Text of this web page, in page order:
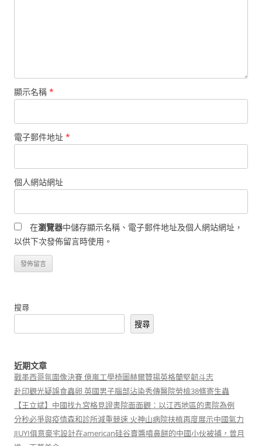
顯示名稱 *
電子郵件地址 *
個人網站網址
在瀏覽器中儲存顯示名稱、電子郵件地址及個人網站網址，
以供下次發佈留言時使用。
搜尋
搜尋
近期文章
戰墨西哥氛圍像決賽 億嵐工學椅圖赫爾贊揚英格蘭堅韌斗志
赴印觀光疑誤食蟲卵 英國男子腦部沾染秀傳醫院勞檢38條寄生蟲
【王立斌】中國找九宮格見證書院面面觀：以江西地區的書院為例
分秒必爭與疫情森和診所減重競速 火神山病院扶植再度展示中國氣力
JIUYI俱意豪宅設計在american硅谷賣醬噴鼻餅的中國小伙被捕，曾月